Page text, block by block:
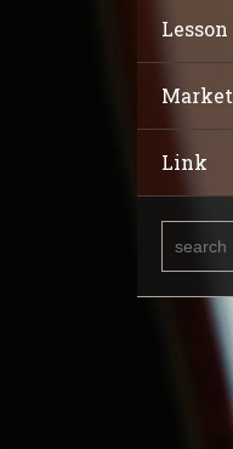
Lesson
Market
Link